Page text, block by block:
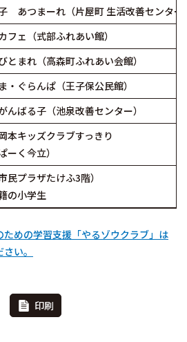
あつまーれ（片屋町 生活改善センター
フェ（式部ふれあい館）
とまれ（高森町ふれあい会館）
・ぐらんぱ（王子保公民館）
んばる子（池泉改善センター）
本キッズクラブすっきり
ーく今立）
民プラザたけふ3階）
の小学生
めの学習支援「やるゾウクラブ」は
い。
印刷